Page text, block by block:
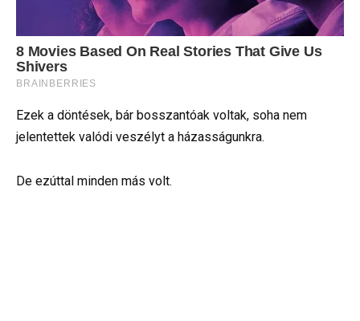
Ezek a döntések, bár bosszantóak voltak, soha nem
jelentettek valódi veszélyt a házasságunkra.
De ezúttal minden más volt.